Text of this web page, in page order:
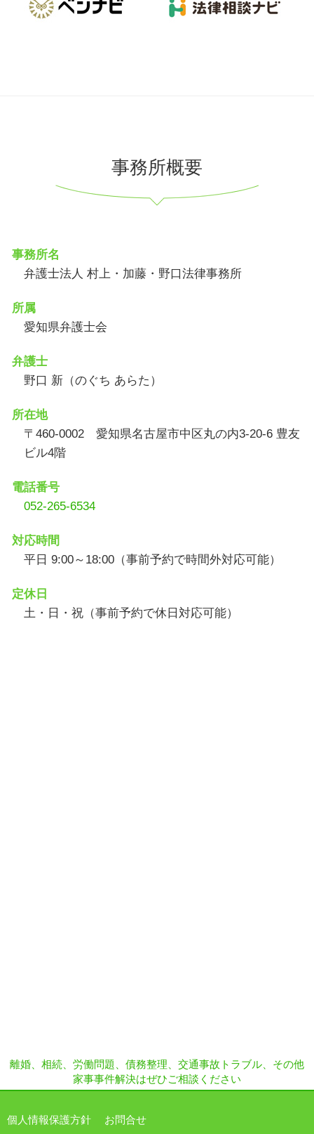
事務所概要
事務所名
弁護士法人 村上・加藤・野口法律事務所
所属
愛知県弁護士会
弁護士
野口 新（のぐち あらた）
所在地
〒460-0002 愛知県名古屋市中区丸の内3-20-6 豊友
ビル4階
電話番号
052-265-6534
対応時間
平日 9:00～18:00（事前予約で時間外対応可能）
定休日
土・日・祝（事前予約で休日対応可能）
離婚、相続、労働問題、債務整理、交通事故トラブル、その他
家事事件解決はぜひご相談ください
個人情報保護方針 お問合せ